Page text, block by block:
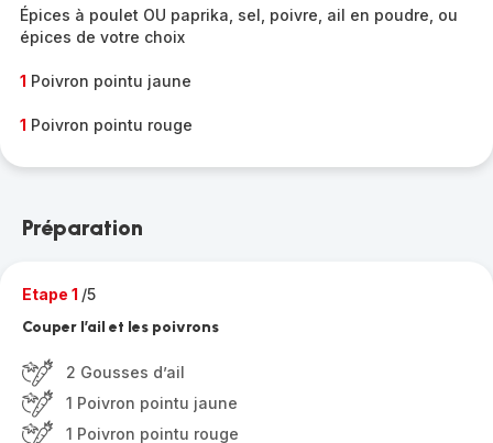
Épices à poulet OU paprika, sel, poivre, ail en poudre, ou
épices de votre choix
1 Poivron pointu jaune
1 Poivron pointu rouge
Préparation
Etape 1 /5
Couper l’ail et les poivrons
2 Gousses d’ail
1 Poivron pointu jaune
1 Poivron pointu rouge